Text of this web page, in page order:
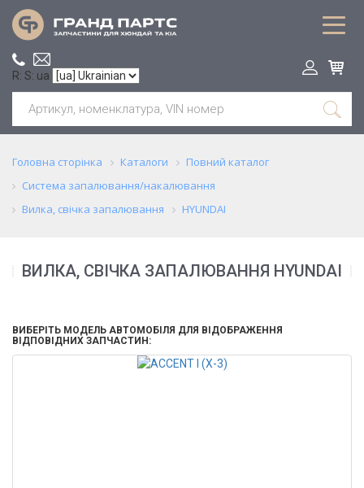
R: S: ua
Головна сторінка Каталоги
Повний каталог
Система запалювання/накалювання
Вилка, свічка запалювання
HYUNDAI
ВИЛКА, СВІЧКА ЗАПАЛЮВАННЯ HYUNDAI
ВИБЕРІТЬ МОДЕЛЬ АВТОМОБІЛЯ ДЛЯ ВІДОБРАЖЕННЯ
ВІДПОВІДНИХ ЗАПЧАСТИН: